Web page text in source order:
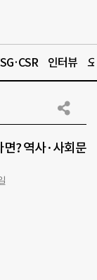
인터뷰
면? 역사·사회문